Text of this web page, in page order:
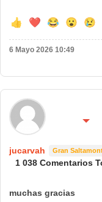
👍 ❤️ 😂 😮 😢
6 Mayo 2026 10:49
jucarvah Gran
1 038 Comentarios
muchas gracias